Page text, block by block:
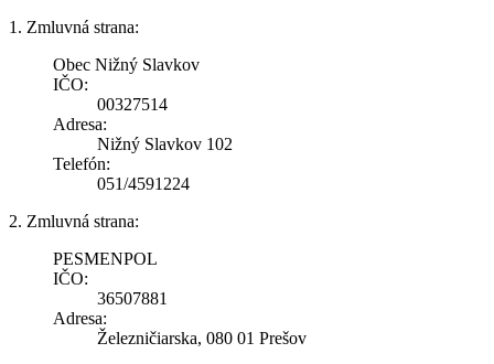
1. Zmluvná strana:
Obec Nižný Slavkov
IČO:
00327514
Adresa:
Nižný Slavkov 102
Telefón:
051/4591224
2. Zmluvná strana:
PESMENPOL
IČO:
36507881
Adresa:
Železničiarska, 080 01 Prešov